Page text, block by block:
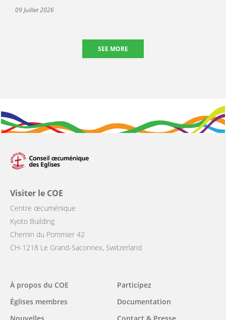
09 Juillet 2026
SEE MORE
Visiter le COE
Centre œcuménique
Kyoto Building
Chemin du Pommier 42
CH-1218 Le Grand-Saconnex, Switzerland
Main
navigation
À propos du COE
Églises membres
Nouvelles
Participez
Documentation
Contact & Presse